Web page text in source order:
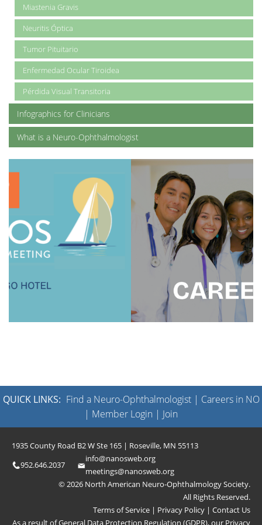
Miastenia Gravis
Neuritis Óptica
Tumor Pituitario
Enfermedad Ocular Tiroidea
Pérdida Visual Transitoria
Infographics for Clinicians
What is a Neuro-Ophthalmologist
QUICK LINKS: Find a Neuro-Ophthalmologist| Careers in NO
| Member Login | Join
1935 County Road B2 W Ste 165 | Roseville, MN 55113
952.646.2037
info@nanosweb.org
meetings@nanosweb.org
© 2026 North American Neuro-Ophthalmology Society.
All Rights Reserved.
Terms of Service | Privacy Policy | Contact Us
As a result of General Data Protection Regulation (GDPR), our Privacy